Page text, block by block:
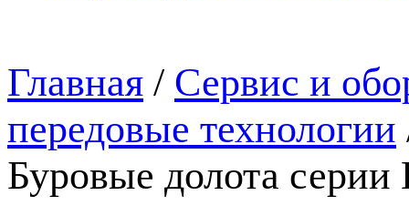
Главная / Сервис и
передовые технологии
Буровые долота